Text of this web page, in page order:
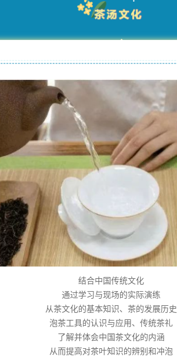
结合中国传统文化
通过学习与现场的实际演练
从茶文化的基本知识、茶的发展历史
泡茶工具的认识与应用、传统茶礼
了解并体会中国茶文化的内涵
从而提高对茶叶知识的辨别和冲泡